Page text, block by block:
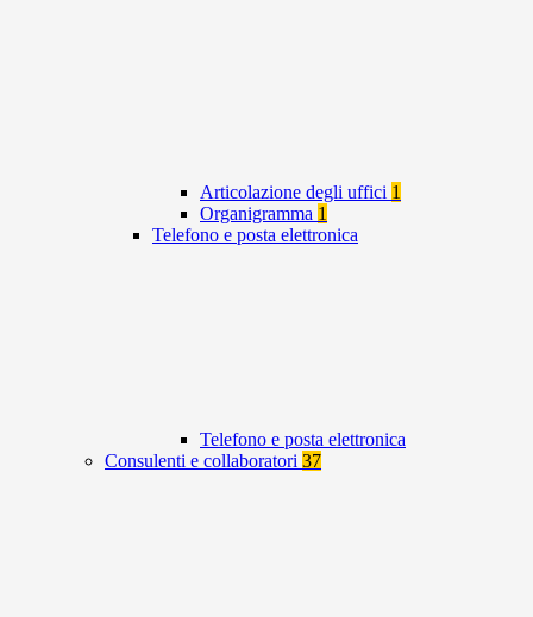
Articolazione degli uffici 1
Organigramma 1
Telefono e posta elettronica
Telefono e posta elettronica
Consulenti e collaboratori 37